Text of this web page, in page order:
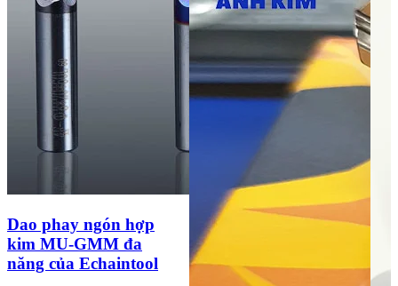
Dao phay ngón hợp
kim MU-GMM đa
năng của Echaintool